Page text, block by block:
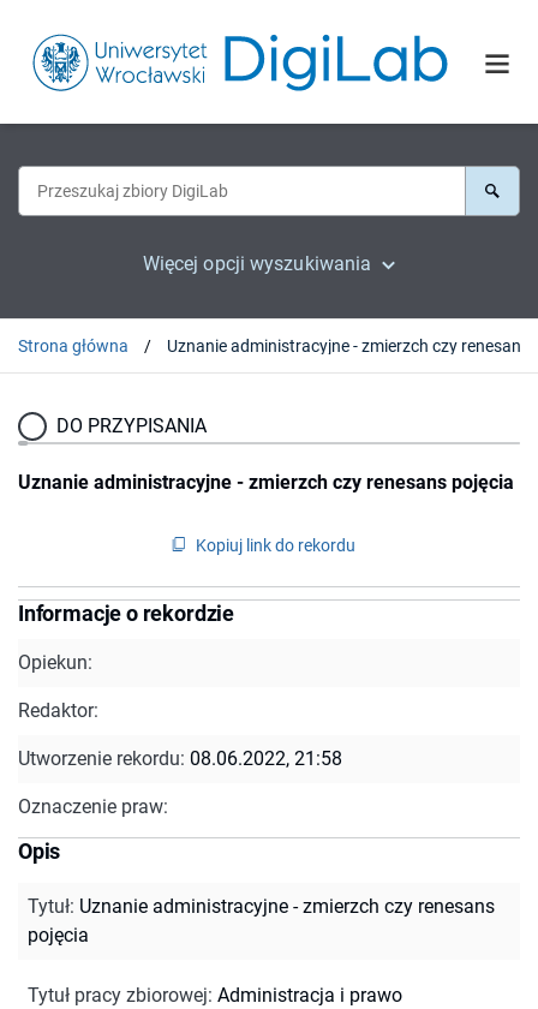
Więcej opcji wyszukiwania
Strona główna
DO PRZYPISANIA
Uznanie administracyjne - zmierzch czy renesans pojęcia
Kopiuj link do rekordu
Informacje o rekordzie
Opiekun:
Redaktor:
Utworzenie rekordu: 08.06.2022, 21:58
Oznaczenie praw:
Opis
Tytuł: Uznanie administracyjne - zmierzch czy renesans
pojęcia
Tytuł pracy zbiorowej: Administracja i prawo